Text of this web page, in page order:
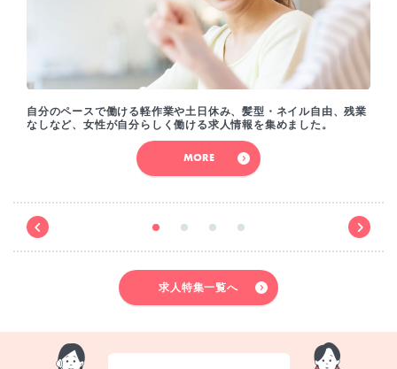
自分のペースで働ける軽作業や土日休み、髪型・ネイル自由、残業
なしなど、女性が自分らしく働ける求人情報を集めました。
MORE
求人特集一覧へ